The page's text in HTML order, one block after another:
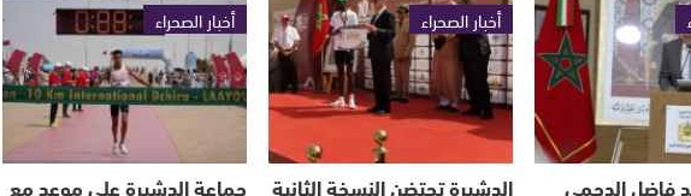
فاضل الدحمي
أخبار الصحراء
الدشيرة تحتضن النسخة الثانية
أخبار الصحراء
جماعة الدشيرة على موعد مع